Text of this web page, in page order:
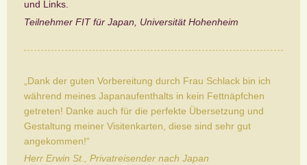
und Links.
Teilnehmer FIT für Japan, Universität Hohenheim
„Dank der guten Vorbereitung durch Frau Schlack bin ich
während meines Japanaufenthalts in kein Fettnäpfchen
getreten! Danke auch für die perfekte Übersetzung und
Gestaltung meiner Visitenkarten, diese sind sehr gut
angekommen!“
Herr Erwin St., Privatreisender nach Japan